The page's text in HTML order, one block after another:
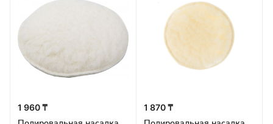
1 960 ₸ 1 870 ₸